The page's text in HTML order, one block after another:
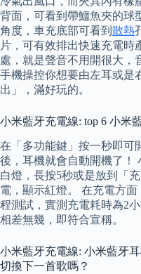
背面，可看到帶鱷魚夾的球
角度，車充底部可看到 散熱
片，可有效排出快速充電時
處，就是聲音不用開很大，
手機操控你想要由左耳或是
出」，滿好玩的。
小米藍牙充電線: top 6 小米
在「多功能鍵」按一秒即可
後，耳機就會自動開機了！
白燈，長按5秒或是放到「
電，顯示紅燈。 在充電方
程測試，實測充電耗時為2
相差無幾，即符合宣稱。
小米藍牙充電線: 小米藍牙
切換下一首歌嗎？